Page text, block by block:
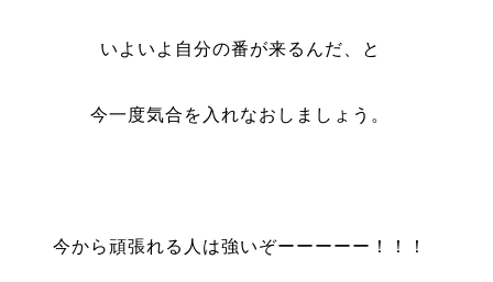
いよいよ自分の番が来るんだ、と
今一度気合を入れなおしましょう。
今から頑張れる人は強いぞーーーーー！！！